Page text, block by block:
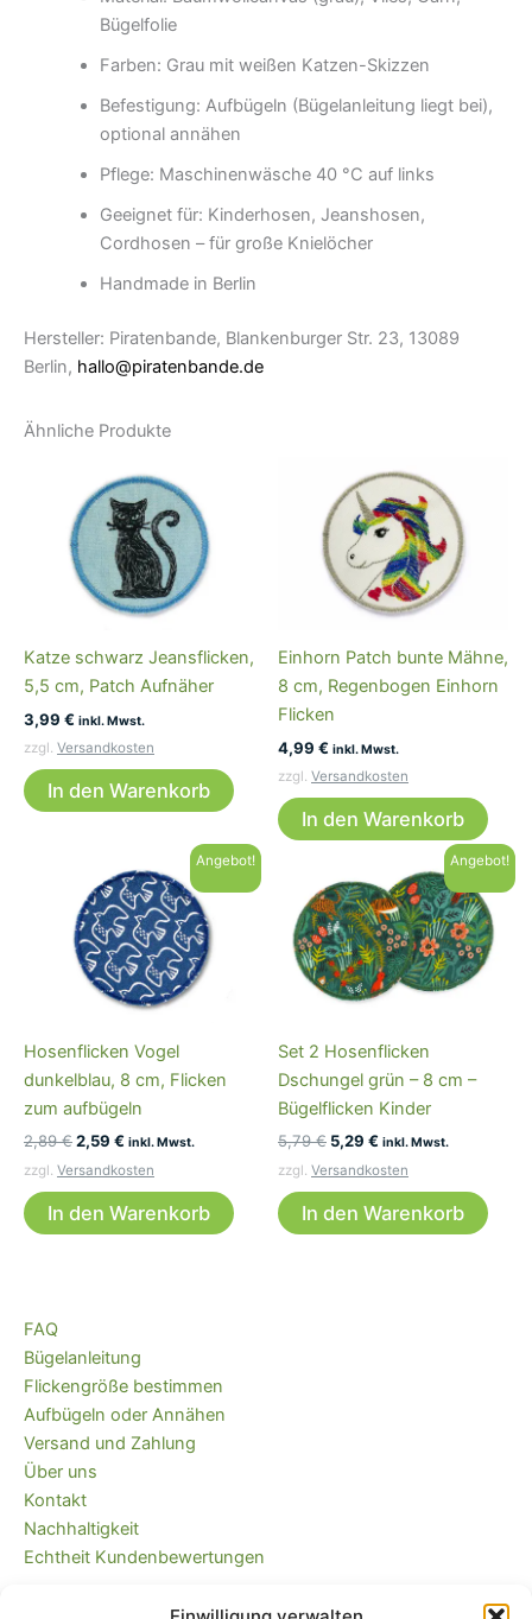
Bügelfolie
Farben: Grau mit weißen Katzen-Skizzen
Befestigung: Aufbügeln (Bügelanleitung liegt bei),
optional annähen
Pflege: Maschinenwäsche 40 °C auf links
Geeignet für: Kinderhosen, Jeanshosen,
Cordhosen – für große Knielöcher
Handmade in Berlin
Hersteller: Piratenbande, Blankenburger Str. 23, 13089
Berlin, hallo@piratenbande.de
Ähnliche Produkte
Katze schwarz Jeansflicken,
5,5 cm, Patch Aufnäher
3,99 € inkl. Mwst.
zzgl. Versandkosten
In den Warenkorb
Einhorn Patch bunte Mähne,
8 cm, Regenbogen Einhorn
Flicken
4,99 € inkl. Mwst.
zzgl. Versandkosten
In den Warenkorb
Angebot!
Hosenflicken Vogel
dunkelblau, 8 cm, Flicken
zum aufbügeln
2,89€Ursprünglicher
war:
2,59 € Aktueller
ist:
inkl. Mwst.
zzgl. Versandkosten
In den Warenkorb
Angebot!
Set 2 Hosenflicken
Dschungel grün – 8 cm –
Bügelflicken Kinder
5,79€ Ursprünglicher
war:
5,29 € Aktueller
ist:
inkl. Mwst.
zzgl. Versandkosten
In den Warenkorb
FAQ
Bügelanleitung
Flickengröße bestimmen
Aufbügeln oder Annähen
Versand und Zahlung
Über uns
Kontakt
Nachhaltigkeit
Echtheit Kundenbewertungen